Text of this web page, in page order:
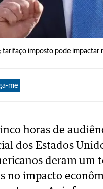
tarifaço imposto pode impactar
me
horas de
dos Estados
deram um
no impacto